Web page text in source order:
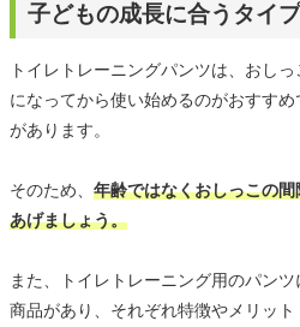
子どもの成長に合うタイ
トイレトレーニングパンツは、おし
になってから使い始めるのがおすす
があります。
そのため、 年齢ではなくおしっこの
あげましょう。
また、トイレトレーニング用のパン
商品があり、それぞれ特徴やメリット